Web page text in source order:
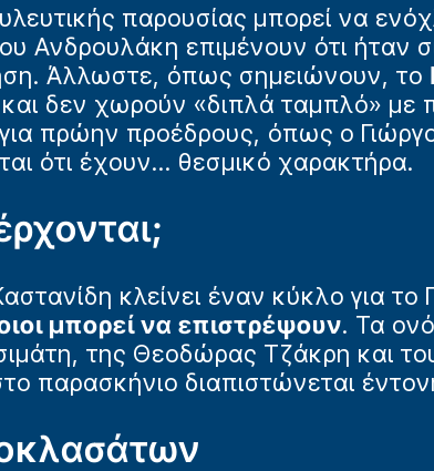
παρουσίας μπορεί να
Ανδρουλάκη επιμένουν ότι ήταν
Άλλωστε, όπως σημειώνουν, το
δεν χωρούν «διπλά ταμπλό»
πρώην προέδρους, όπως ο
ότι έχουν... θεσμικό χαρακτήρα.
κλείνει έναν κύκλο για
μπορεί να επιστρέψουν. Τα
της Θεοδώρας Τζάκρη και
παρασκήνιο διαπιστώνεται